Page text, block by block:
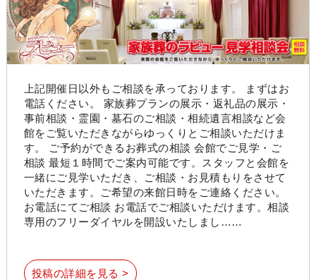
上記開催日以外もご相談を承っております。 まずはお
電話ください。 家族葬プランの展示・返礼品の展示・
事前相談・霊園・墓石のご相談・相続遺言相談など会
館をご覧いただきながらゆっくりとご相談いただけま
す。 ご予約ができるお葬式の相談 会館でご見学・ご
相談 最短１時間でご案内可能です。スタッフと会館を
一緒にご見学いただき、ご相談・お見積もりをさせて
いただきます。ご希望の来館日時をご連絡ください。
お電話にてご相談 お電話でご相談いただけます。相談
専用のフリーダイヤルを開設いたしまし……
投稿の詳細を見る >